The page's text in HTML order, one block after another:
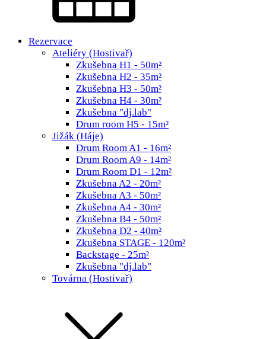
Rezervace
Ateliéry (Hostivař)
Zkušebna H1 - 50m²
Zkušebna H2 - 35m²
Zkušebna H3 - 50m²
Zkušebna H4 - 30m²
Zkušebna "dj.lab"
Drum room H5 - 15m²
Jižák (Háje)
Drum Room A1 - 16m²
Drum Room A9 - 14m²
Drum Room D1 - 12m²
Zkušebna A2 - 20m²
Zkušebna A3 - 50m²
Zkušebna A4 - 30m²
Zkušebna B4 - 50m²
Zkušebna D2 - 40m²
Zkušebna STAGE - 120m²
Backstage - 25m²
Zkušebna "dj.lab"
Továrna (Hostivař)